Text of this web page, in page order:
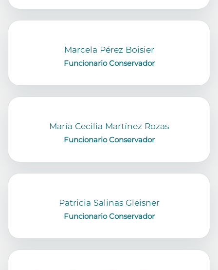
Marcela Pérez Boisier
Funcionario Conservador
María Cecilia Martínez Rozas
Funcionario Conservador
Patricia Salinas Gleisner
Funcionario Conservador